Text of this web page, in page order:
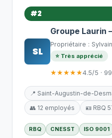
#2
SL
Groupe Laurin
Propriétaire :
⭐ Très apprécié
★★★★★4.5/5 ·
📍 Saint-Augustin-de-
👥 12 employés
🪪 RBQ
RBQ CNESST ISO 9001